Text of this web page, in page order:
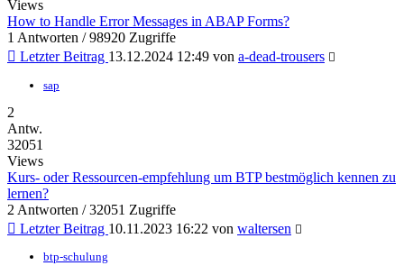
Views
How to Handle Error Messages in ABAP Forms?
1 Antworten / 98920 Zugriffe
Letzter Beitrag 13.12.2024 12:49 von a-dead-trousers
sap
2
Antw.
32051
Views
Kurs- oder Ressourcen-empfehlung um BTP bestmöglich kennen zu
lernen?
2 Antworten / 32051 Zugriffe
Letzter Beitrag 10.11.2023 16:22 von waltersen
btp-schulung